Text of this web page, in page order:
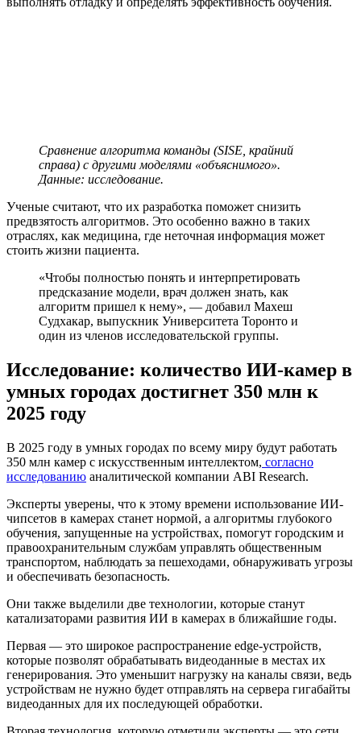
Сравнение алгоритма команды (SISE, крайний
справа) с другими моделями «объяснимого».
Данные: исследование.
Ученые считают, что их разработка поможет снизить
предвзятость алгоритмов. Это особенно важно в таких
отраслях, как медицина, где неточная информация может
стоить жизни пациента.
«Чтобы полностью понять и интерпретировать
предсказание модели, врач должен знать, как
алгоритм пришел к нему», — добавил Махеш
Судхакар, выпускник Университета Торонто и
один из членов исследовательской группы.
Исследование: количество ИИ-камер в
умных городах достигнет 350 млн к
2025 году
В 2025 году в умных городах по всему миру будут работать
350 млн камер с искусственным интеллектом, согласно
исследованию аналитической компании ABI Research.
Эксперты уверены, что к этому времени использование ИИ-
чипсетов в камерах станет нормой, а алгоритмы глубокого
обучения, запущенные на устройствах, помогут городским и
правоохранительным службам управлять общественным
транспортом, наблюдать за пешеходами, обнаруживать угрозы
и обеспечивать безопасность.
Они также выделили две технологии, которые станут
катализаторами развития ИИ в камерах в ближайшие годы.
Первая — это широкое распространение edge-устройств,
которые позволят обрабатывать видеоданные в местах их
генерирования. Это уменьшит нагрузку на каналы связи, ведь
устройствам не нужно будет отправлять на сервера гигабайты
видеоданных для их последующей обработки.